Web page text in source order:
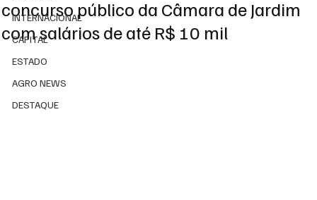
INTERNACIONAL
CAPITAL
ESTADO
AGRO NEWS
DESTAQUE
concurso público da Câmara de Jardim
com salários de até R$ 10 mil